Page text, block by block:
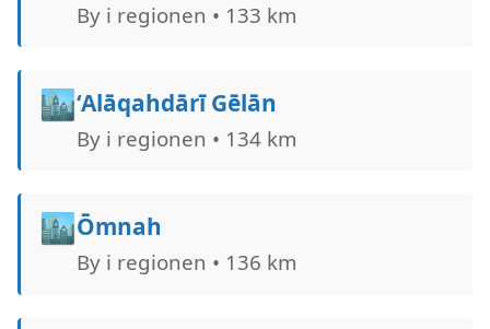
By i regionen • 133 km
🏙️‘Alāqahdārī Gēlān
By i regionen • 134 km
🏙️Ōmnah
By i regionen • 136 km